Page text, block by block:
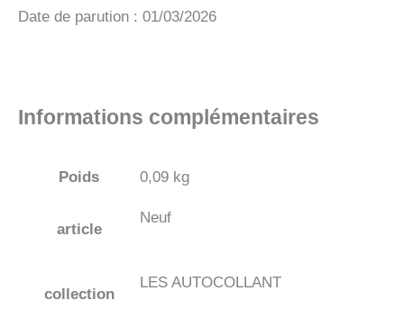
Date de parution : 01/03/2026
Informations complémentaires
Poids 0,09 kg
article
Neuf
collection
LES AUTOCOLLANT